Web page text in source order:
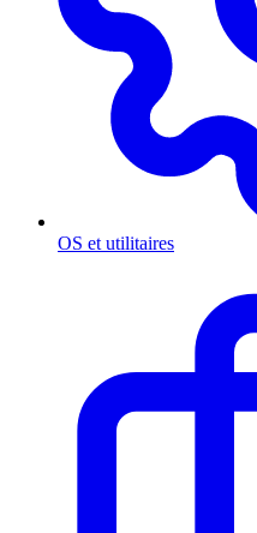
OS et utilitaires